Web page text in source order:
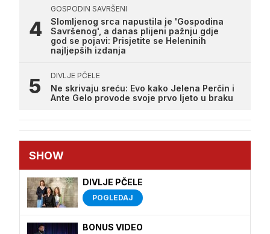
GOSPODIN SAVRŠENI
Slomljenog srca napustila je 'Gospodina
Savršenog', a danas plijeni pažnju gdje
god se pojavi: Prisjetite se Heleninih
najljepših izdanja
DIVLJE PČELE
Ne skrivaju sreću: Evo kako Jelena Perčin i
Ante Gelo provode svoje prvo ljeto u braku
SHOW
DIVLJE PČELE
POGLEDAJ
BONUS VIDEO